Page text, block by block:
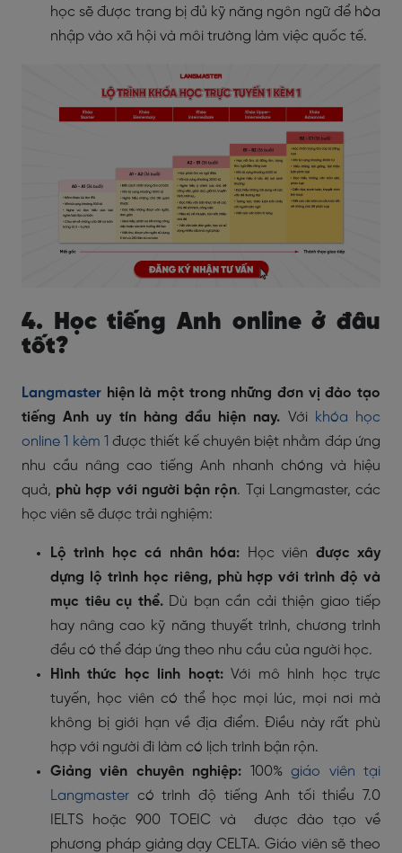
học sẽ được trang bị đủ kỹ năng ngôn ngữ để hòa
nhập vào xã hội và môi trường làm việc quốc tế.
4. Học tiếng Anh online ở đâu
tốt?
Langmaster hiện là một trong những đơn vị đào tạo
tiếng Anh uy tín hàng đầu hiện nay. Với
khóa học
online 1 kèm 1 được thiết kế chuyên biệt nhằm đáp ứng
nhu cầu nâng cao tiếng Anh nhanh chóng và hiệu
quả, phù hợp với người bận rộn. Tại Langmaster, các
học viên sẽ được trải nghiệm:
Lộ trình học cá nhân hóa: Học viên được xây
dựng lộ trình học riêng, phù hợp với trình độ và
mục tiêu cụ thể. Dù bạn cần cải thiện giao tiếp
hay nâng cao kỹ năng thuyết trình, chương trình
đều có thể đáp ứng theo nhu cầu của người học.
Hình thức học linh hoạt:Với mô hình học trực
tuyến, học viên có thể học mọi lúc, mọi nơi mà
không bị giới hạn về địa điểm. Điều này rất phù
hợp với người đi làm có lịch trình bận rộn.
Giảng viên chuyên nghiệp: 100% giáo viên tại
Langmaster có trình độ tiếng Anh tối thiểu 7.0
IELTS hoặc 900 TOEIC và được đào tạo về
phương pháp giảng dạy CELTA. Giáo viên sẽ theo